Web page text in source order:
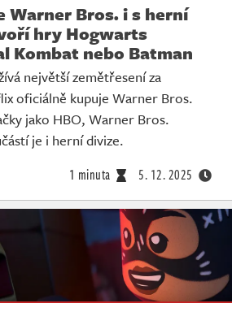
Bros. i s herní
hry Hogwarts
Kombat nebo Batman
největší zemětřesení za
oficiálně kupuje Warner Bros.
jako HBO, Warner Bros.
je i herní divize.
1 minuta 5. 12. 2025